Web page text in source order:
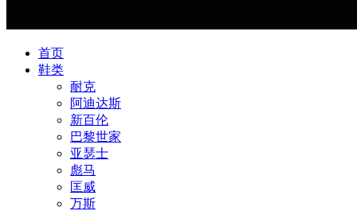
首页
鞋类
耐克
阿迪达斯
新百伦
巴黎世家
亚瑟士
彪马
匡威
万斯